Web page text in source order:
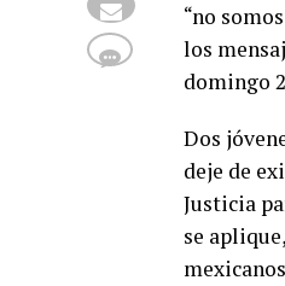
“no
los
domingo
Dos
deje de
Justicia
se